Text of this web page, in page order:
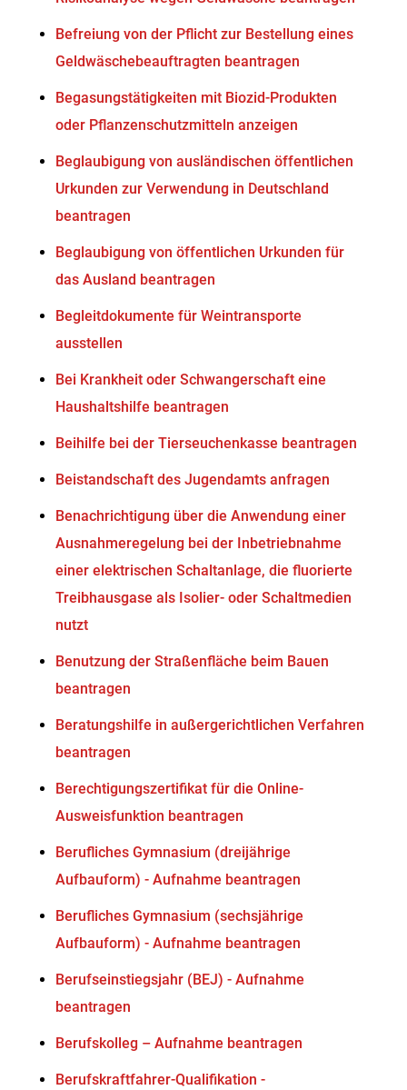
Befreiung von der Pflicht zur Bestellung eines
Geldwäschebeauftragten beantragen
Begasungstätigkeiten mit Biozid-Produkten
oder Pflanzenschutzmitteln anzeigen
Beglaubigung von ausländischen öffentlichen
Urkunden zur Verwendung in Deutschland
beantragen
Beglaubigung von öffentlichen Urkunden für
das Ausland beantragen
Begleitdokumente für Weintransporte
ausstellen
Bei Krankheit oder Schwangerschaft eine
Haushaltshilfe beantragen
Beihilfe bei der Tierseuchenkasse beantragen
Beistandschaft des Jugendamts anfragen
Benachrichtigung über die Anwendung einer
Ausnahmeregelung bei der Inbetriebnahme
einer elektrischen Schaltanlage, die fluorierte
Treibhausgase als Isolier- oder Schaltmedien
nutzt
Benutzung der Straßenfläche beim Bauen
beantragen
Beratungshilfe in außergerichtlichen Verfahren
beantragen
Berechtigungszertifikat für die Online-
Ausweisfunktion beantragen
Berufliches Gymnasium (dreijährige
Aufbauform) - Aufnahme beantragen
Berufliches Gymnasium (sechsjährige
Aufbauform) - Aufnahme beantragen
Berufseinstiegsjahr (BEJ) - Aufnahme
beantragen
Berufskolleg – Aufnahme beantragen
Berufskraftfahrer-Qualifikation -